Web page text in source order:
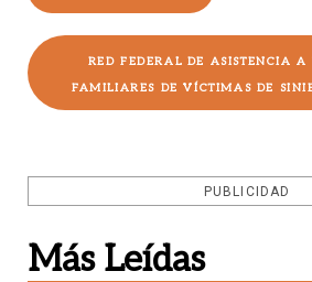
RED FEDERAL DE ASISTENCIA
FAMILIARES DE VÍCTIMAS DE
PUBLICIDAD
Más Leídas